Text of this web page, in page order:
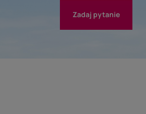
Zadaj pytanie